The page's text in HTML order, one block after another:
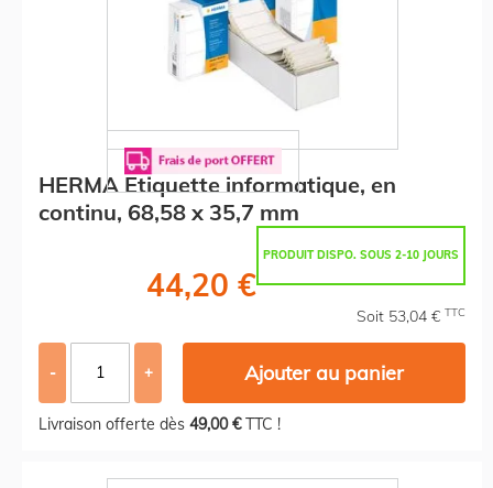
HERMA Etiquette informatique, en
continu, 68,58 x 35,7 mm
PRODUIT DISPO. SOUS 2-10 JOURS
44,20 €
Soit 53,04 € TTC
- + Ajouter au panier
Livraison offerte dès 49,00 €TTC !